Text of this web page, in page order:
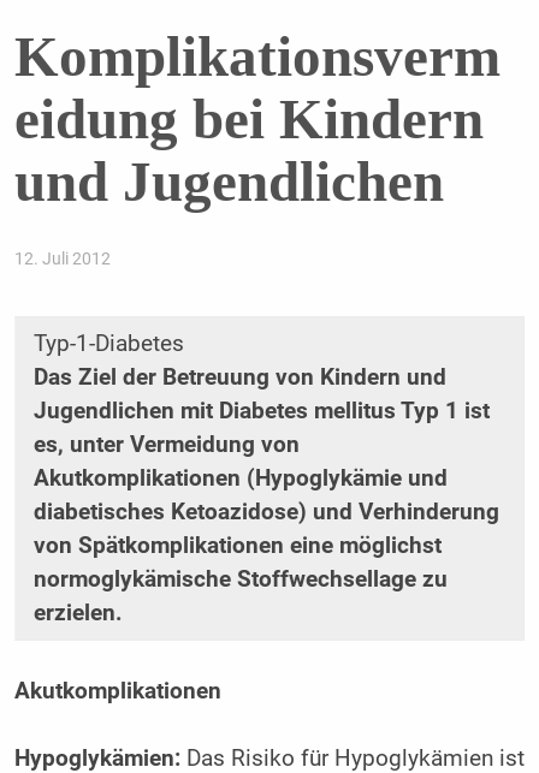
Komplikationsverm
eidung bei Kindern
und Jugendlichen
12. Juli 2012
Typ-1-Diabetes
Das Ziel der Betreuung von Kindern und
Jugendlichen mit Diabetes mellitus Typ 1 ist
es, unter Vermeidung von
Akutkomplikationen (Hypoglykämie und
diabetisches Ketoazidose) und Verhinderung
von Spätkomplikationen eine möglichst
normoglykämische Stoffwechsellage zu
erzielen.
Akutkomplikationen
Hypoglykämien:Das Risiko für Hypoglykämien ist